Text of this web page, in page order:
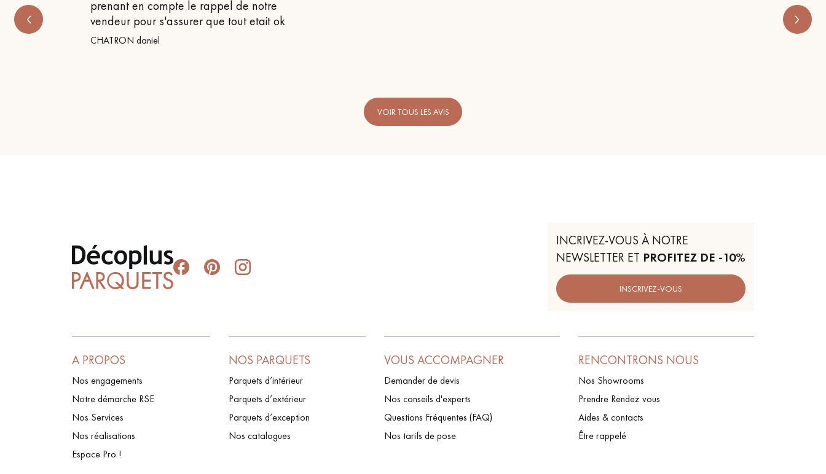
le rappel de notre
que tout etait ok
VOIR TOUS LES AVIS
INCRIVEZ-VOUS À NOTRE
NEWSLETTER ET PROFITEZ DE -10%
INSCRIVEZ-VOUS
A PROPOS
Nos engagements
Notre démarche RSE
Nos Services
Nos réalisations
Espace Pro !
NOS PARQUETS
Parquets d’intérieur
Parquets d’extérieur
Parquets d’exception
Nos catalogues
VOUS ACCOMPAGNER
Demander de devis
Nos conseils d'experts
Questions Fréquentes (FAQ)
Nos tarifs de pose
RENCONTRONS NOUS
Nos Showrooms
Prendre Rendez vous
Aides & contacts
Être rappelé